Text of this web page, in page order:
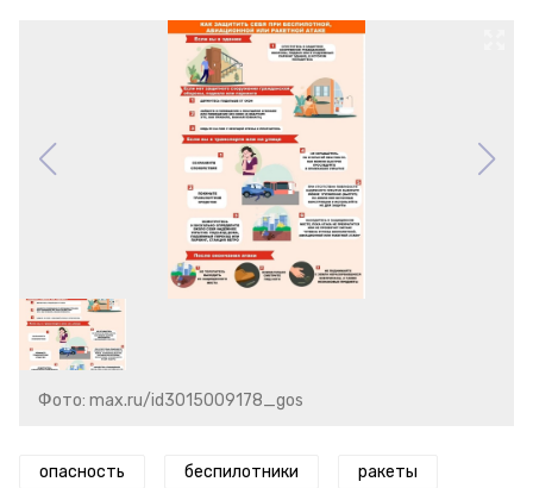
Фото: max.ru/id3015009178_gos
опасность беспилотники ракеты